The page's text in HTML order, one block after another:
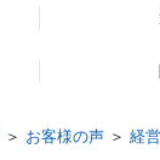
経
ＴＫ
＞ お客様の声 ＞経